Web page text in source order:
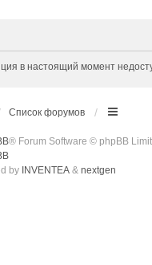
в настоящий момент
Список форумов
® Forum Software © phpBB
by INVENTEA & nextgen